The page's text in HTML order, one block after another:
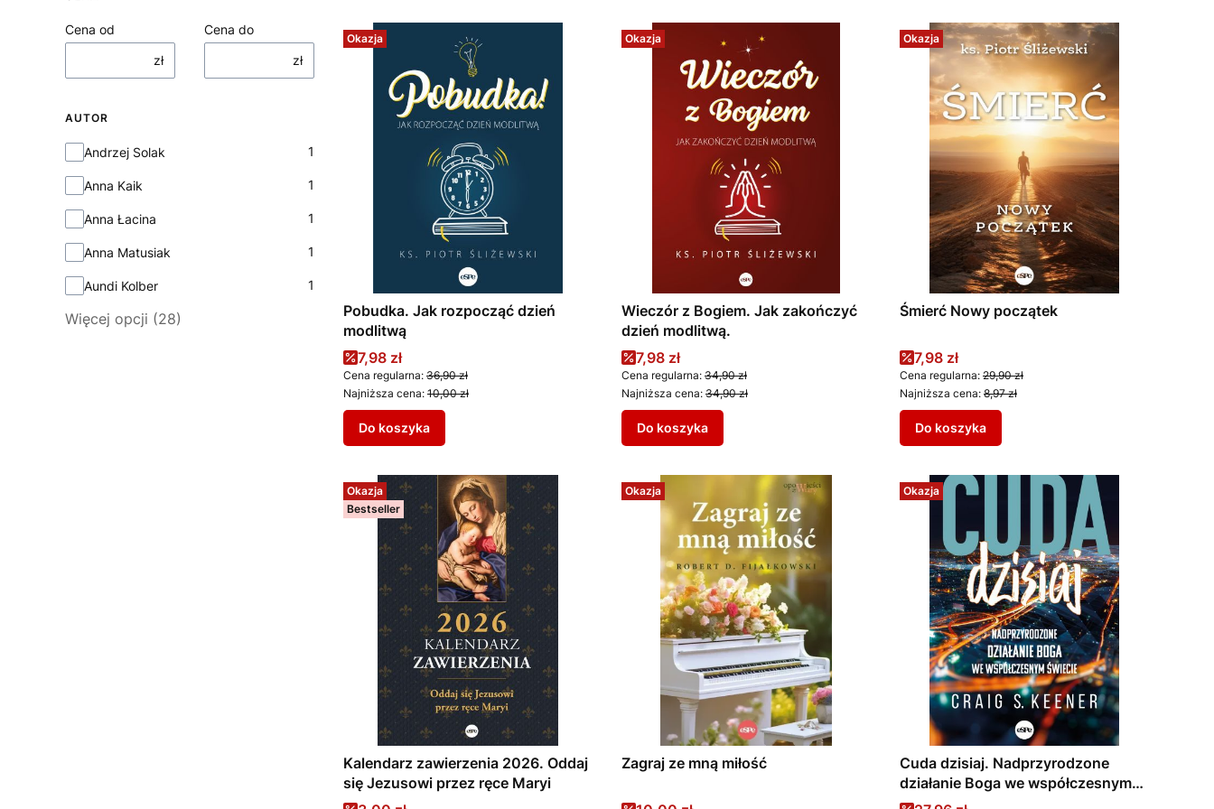
Cena od
zł
Cena do
zł
AUTOR
Autor
Andrzej Solak 1
Anna Kaik 1
Anna Łacina 1
Anna Matusiak 1
Aundi Kolber 1
Więcej opcji (28)
Okazja
Pobudka. Jak rozpocząć dzień
modlitwą
Cena promocyjna
7,98 zł
Cena regularna: 36,90 zł
Najniższa cena: 10,00 zł
Do koszyka
Okazja
Wieczór z Bogiem. Jak zakończyć
dzień modlitwą.
Cena promocyjna
7,98 zł
Cena regularna: 34,90 zł
Najniższa cena: 34,90 zł
Do koszyka
Okazja
Śmierć Nowy początek
Cena promocyjna
7,98 zł
Cena regularna: 29,90 zł
Najniższa cena: 8,97 zł
Do koszyka
Okazja
Bestseller
Kalendarz zawierzenia 2026. Oddaj
się Jezusowi przez ręce Maryi
Okazja
Zagraj ze mną miłość
Okazja
Cuda dzisiaj. Nadprzyrodzone
działanie Boga we współczesnym
świecie